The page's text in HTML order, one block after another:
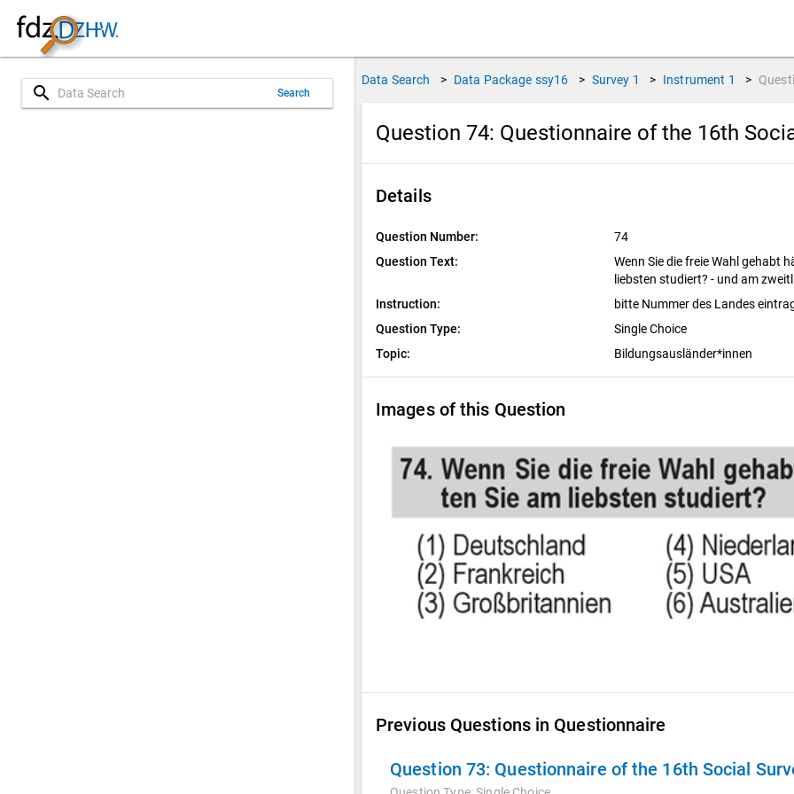
search Search
Data Search > Data Package ssy16 > Survey 1 > Instrument 1 >
Question 74: Questionnaire of the 16th
Details
Question Number:
74
Question Text:
Wenn Sie die freie Wahl gehabt
liebsten studiert? - und am
Instruction:
bitte Nummer des Landes
Question Type:
Single Choice
Topic:
Bildungsausländer*innen
Images of this Question
Previous Questions in Questionnaire
Question 73: Questionnaire of the 16th Social